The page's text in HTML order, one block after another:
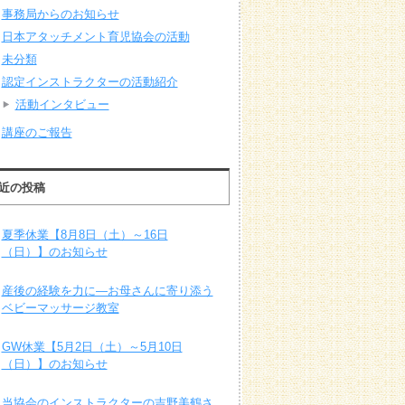
事務局からのお知らせ
日本アタッチメント育児協会の活動
未分類
認定インストラクターの活動紹介
活動インタビュー
講座のご報告
の投稿
夏季休業【8月8日（土）～16日
（日）】のお知らせ
産後の経験を力に―お母さんに寄り添う
ベビーマッサージ教室
GW休業【5月2日（土）～5月10日
（日）】のお知らせ